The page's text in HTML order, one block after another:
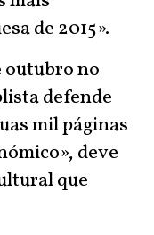
de 2015».
outubro no
defende
mil páginas
deve
que